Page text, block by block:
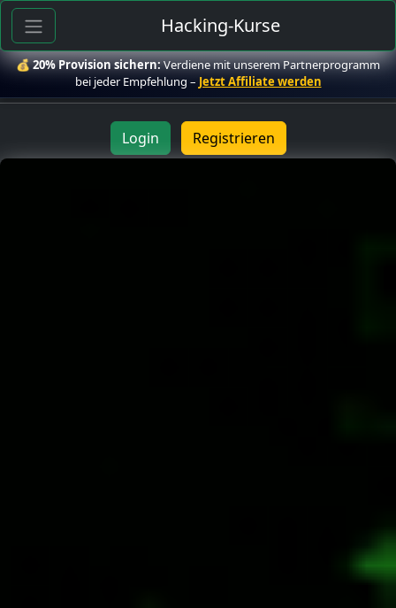
Hacking-Kurse
💰20% Provision sichern:Verdiene mit unserem Partnerprogramm
bei jeder Empfehlung – Jetzt Affiliate werden
Login Registrieren